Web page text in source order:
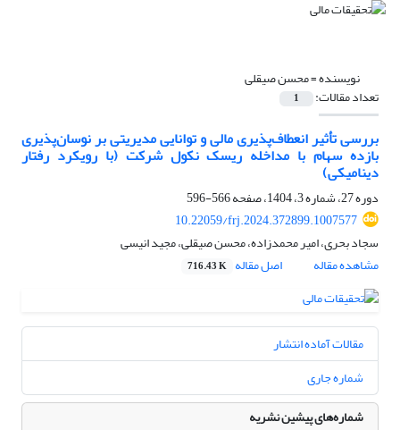
نویسنده =محسن صیقلی
تعداد مقالات: 1
بررسی تأثیر انعطاف‌پذیری مالی و توانایی مدیریتی بر نوسان‌پذیری
بازده سهام با مداخله ریسک نکول شرکت (با رویکرد رفتار
دینامیکی)
دوره 27، شماره 3، 1404، صفحه
566-596
10.22059/frj.2024.372899.1007577
سجاد بحری، امیر محمدزاده، محسن صیقلی، مجید انیسی
مشاهده مقاله
اصل مقاله 716.43 K
مقالات آماده انتشار
شماره جاری
شماره‌های پیشین نشریه